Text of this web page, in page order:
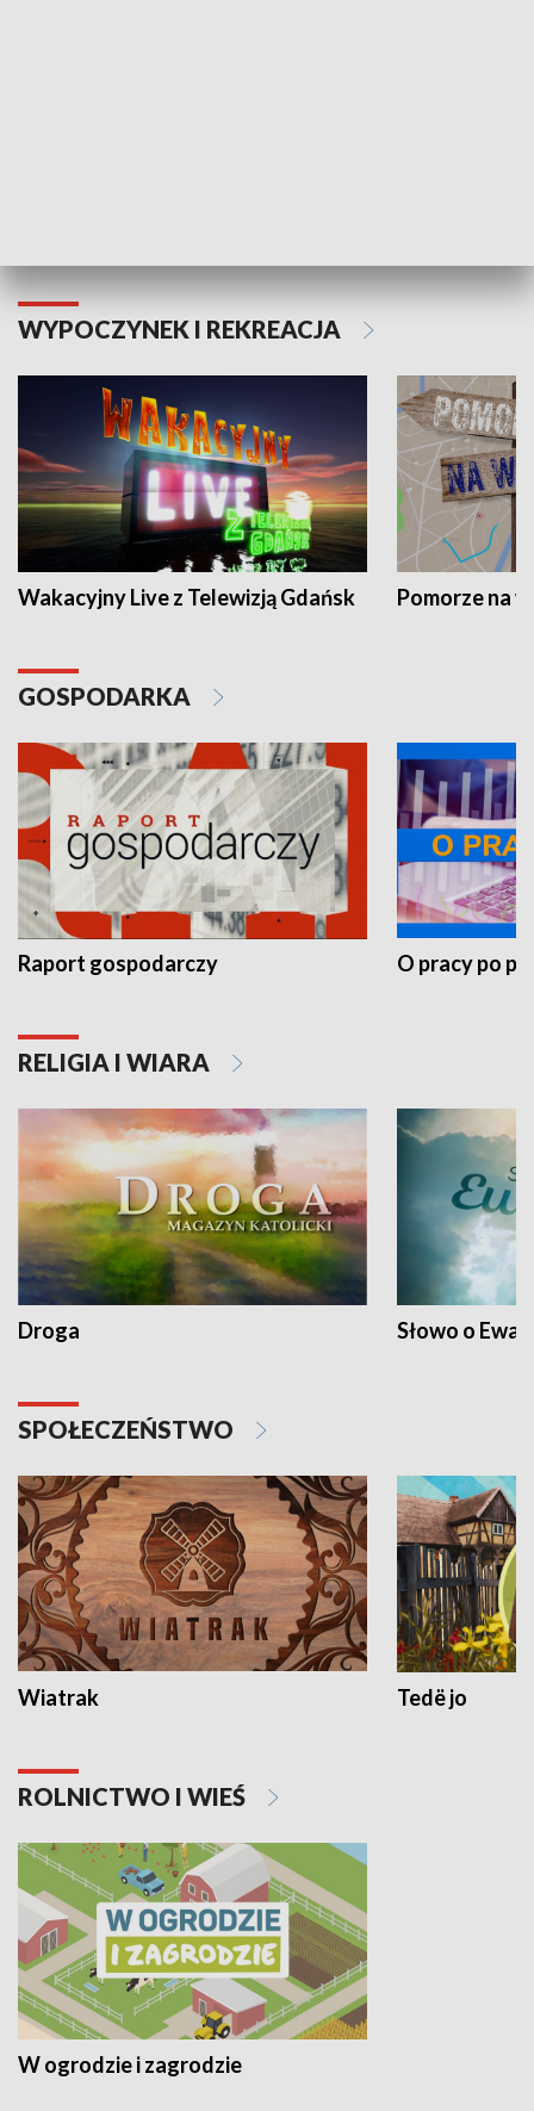
WYPOCZYNEK I REKREACJA
Wakacyjny Live z Telewizją Gdańsk Pomorze na
GOSPODARKA
Raport gospodarczy O pracy po
RELIGIA I WIARA
Droga Słowo o
SPOŁECZEŃSTWO
Wiatrak Tedë jo
ROLNICTWO I WIEŚ
W ogrodzie i zagrodzie